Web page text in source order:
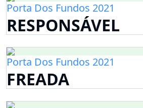
Porta Dos Fundos 2021
RESPONSÁVEL
Porta Dos Fundos 2021
FREADA